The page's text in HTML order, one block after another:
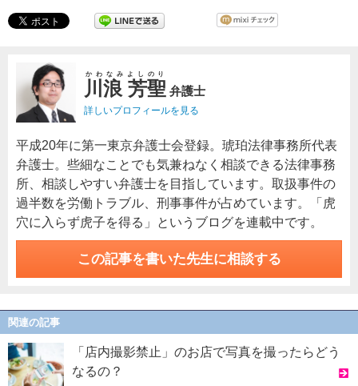
川浪 芳聖
かわなみよしのり
弁護士
詳しいプロフィールを見る
平成20年に第一東京弁護士会登録。琥珀法律事務所代表
弁護士。些細なことでも気兼ねなく相談できる法律事務
所、相談しやすい弁護士を目指しています。取扱事件の
過半数を労働トラブル、刑事事件が占めています。「虎
穴に入らず虎子を得る」というブログを連載中です。
この記事を書いた先生に相談する
関連の記事
「店内撮影禁止」のお店で写真を撮ったらどう
なるの？